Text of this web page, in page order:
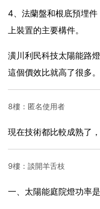
4、法蘭盤和根底預埋
上裝置的主要構件。
潢川利民科技太陽能路
這個價效比就高了很多。
8樓：匿名使用者
現在技術都比較成熟了
9樓：談開羊舌枝
一、太陽能庭院燈功率